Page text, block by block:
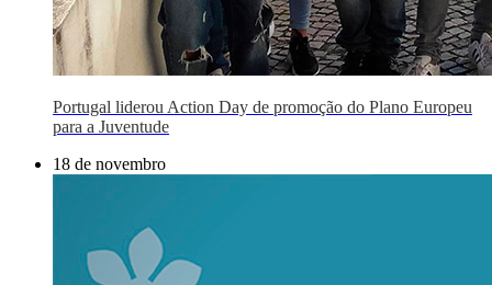
Portugal liderou Action Day de promoção do Plano Europeu
para a Juventude
18 de novembro